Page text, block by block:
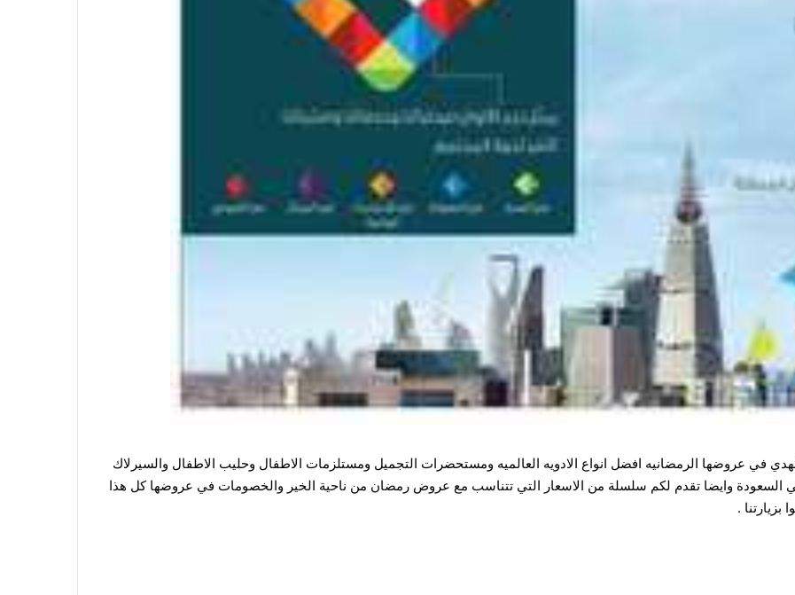
في عروضها الرمضانيه افضل انواع الادويه العالميه ومستحضرات التجميل ومستلزمات الاطفال وحليب الاطفال والسيرلاك
في السعودة وايضا تقدم لكم سلسلة من الاسعار التي تتناسب مع عروض رمضان من ناحية الخير والخصومات في عروضها كل هذا
.